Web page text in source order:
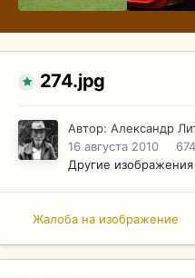
274.jpg
Автор: Александр
16 августа 2010
Другие
Жалоба на изображение